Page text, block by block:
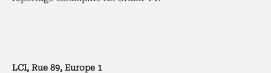
LCI, Rue 89, Europe 1